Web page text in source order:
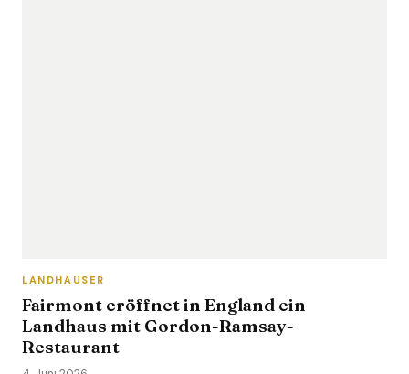
LANDHÄUSER
Fairmont eröffnet in England ein
Landhaus mit Gordon-Ramsay-
Restaurant